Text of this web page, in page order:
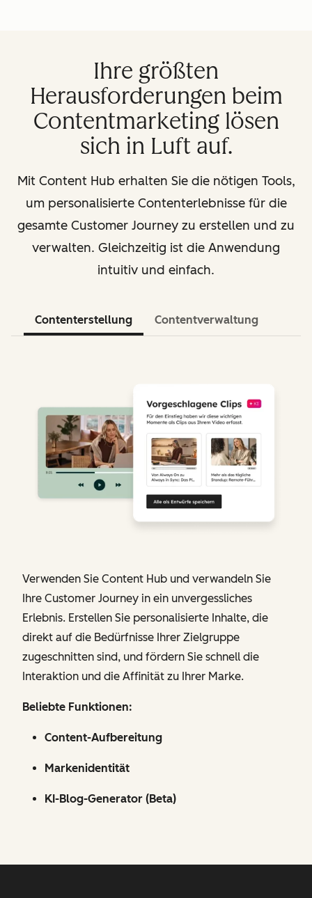
Ihre größten
Herausforderungen beim
Contentmarketing lösen
sich in Luft auf.
Mit Content Hub erhalten Sie die nötigen Tools,
um personalisierte Contenterlebnisse für die
gesamte Customer Journey zu erstellen und zu
verwalten. Gleichzeitig ist die Anwendung
intuitiv und einfach.
Contenterstellung Contentverwaltung
Verwenden Sie Content Hub und verwandeln Sie
Ihre Customer Journey in ein unvergessliches
Erlebnis. Erstellen Sie personalisierte Inhalte, die
direkt auf die Bedürfnisse Ihrer Zielgruppe
zugeschnitten sind, und fördern Sie schnell die
Interaktion und die Affinität zu Ihrer Marke.
Beliebte Funktionen:
Content-Aufbereitung
Markenidentität
KI-Blog-Generator (Beta)